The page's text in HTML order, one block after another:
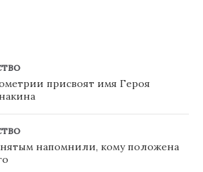
присвоят имя Героя
напомнили, кому положена